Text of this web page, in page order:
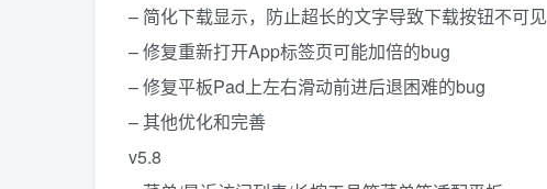
– 简化下载显示，防止超长的文字导致下载按钮不可见
– 修复重新打开App标签页可能加倍的bug
– 修复平板Pad上左右滑动前进后退困难的bug
– 其他优化和完善
v5.8